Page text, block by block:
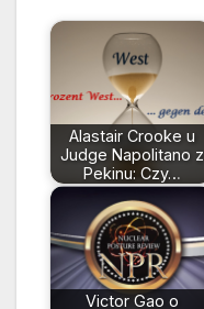
Alastair Crooke u
Judge Napolitano z
Pekinu: Czy…
Victor Gao o